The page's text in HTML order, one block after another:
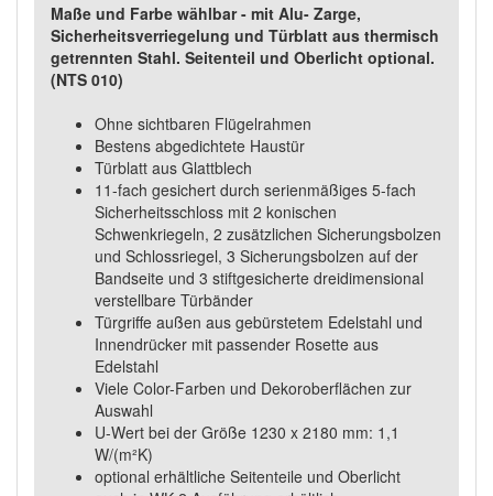
Maße und Farbe wählbar - mit Alu- Zarge,
Sicherheitsverriegelung und Türblatt aus thermisch
getrennten Stahl. Seitenteil und Oberlicht optional.
(NTS 010)
Ohne sichtbaren Flügelrahmen
Bestens abgedichtete Haustür
Türblatt aus Glattblech
11-fach gesichert durch serienmäßiges 5-fach
Sicherheitsschloss mit 2 konischen
Schwenkriegeln, 2 zusätzlichen Sicherungsbolzen
und Schlossriegel, 3 Sicherungsbolzen auf der
Bandseite und 3 stiftgesicherte dreidimensional
verstellbare Türbänder
Türgriffe außen aus gebürstetem Edelstahl und
Innendrücker mit passender Rosette aus
Edelstahl
Viele Color-Farben und Dekoroberflächen zur
Auswahl
U-Wert bei der Größe 1230 x 2180 mm: 1,1
W/(m²K)
optional erhältliche Seitenteile und Oberlicht